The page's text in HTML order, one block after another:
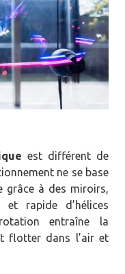
est différent de
ne se base
grâce à des miroirs,
rapide d’hélices
entraîne la
flotter dans l’air et